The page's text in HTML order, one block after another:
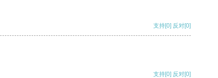
支持[0] 反对[0]
支持[0] 反对[0]